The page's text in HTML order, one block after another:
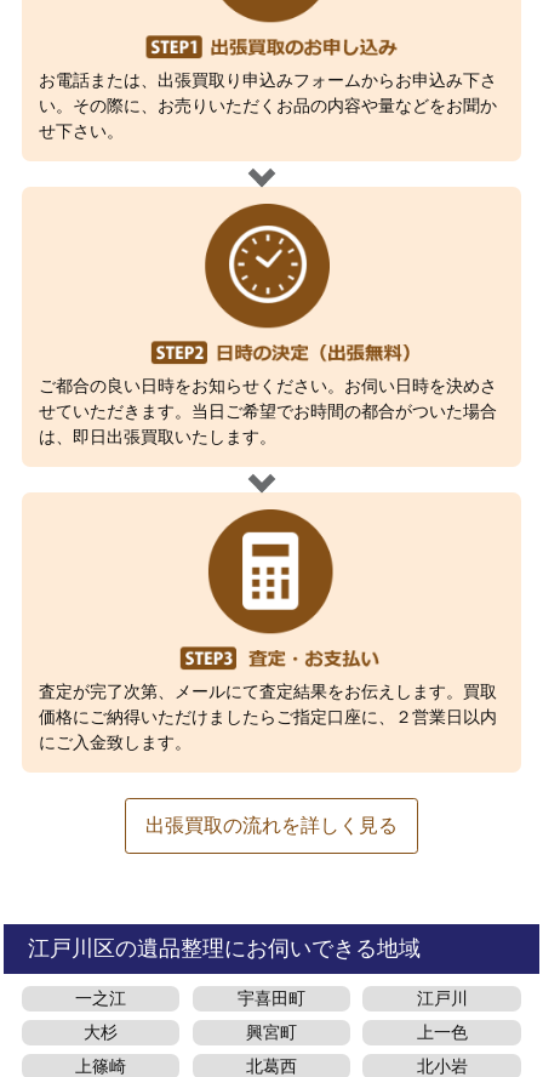
お電話または、出張買取り申込みフォームからお申込み下さ
い。その際に、お売りいただくお品の内容や量などをお聞か
せ下さい。
ご都合の良い日時をお知らせください。お伺い日時を決めさ
せていただきます。当日ご希望でお時間の都合がついた場合
は、即日出張買取いたします。
査定が完了次第、メールにて査定結果をお伝えします。買取
価格にご納得いただけましたらご指定口座に、２営業日以内
にご入金致します。
出張買取の流れを詳しく見る
江戸川区の遺品整理にお伺いできる地域
一之江 宇喜田町
江戸川
大杉
興宮町
上一色
上篠崎
北葛西
北小岩